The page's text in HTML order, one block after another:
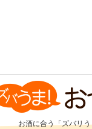
お酒に合う「ズバリ